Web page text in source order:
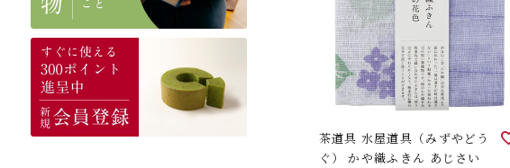
茶道具 水屋道具（みずやどう
ぐ） かや織ふきん あじさい